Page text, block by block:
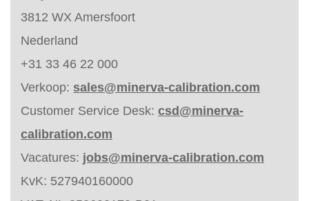
3812 WX Amersfoort
Nederland
+31 33 46 22 000
Verkoop: sales@minerva-calibration.com
Customer Service Desk: csd@minerva-
calibration.com
Vacatures: jobs@minerva-calibration.com
KvK: 527940160000